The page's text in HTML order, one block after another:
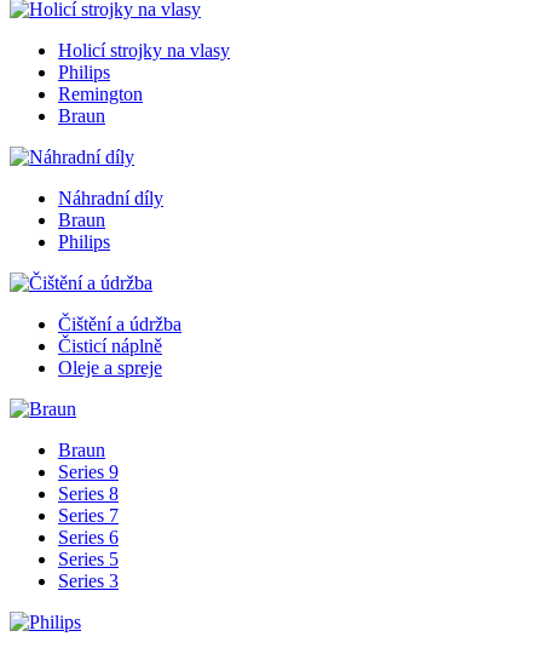
Holicí strojky na vlasy
Philips
Remington
Braun
Náhradní díly
Braun
Philips
Čištění a údržba
Čisticí náplně
Oleje a spreje
Braun
Series 9
Series 8
Series 7
Series 6
Series 5
Series 3